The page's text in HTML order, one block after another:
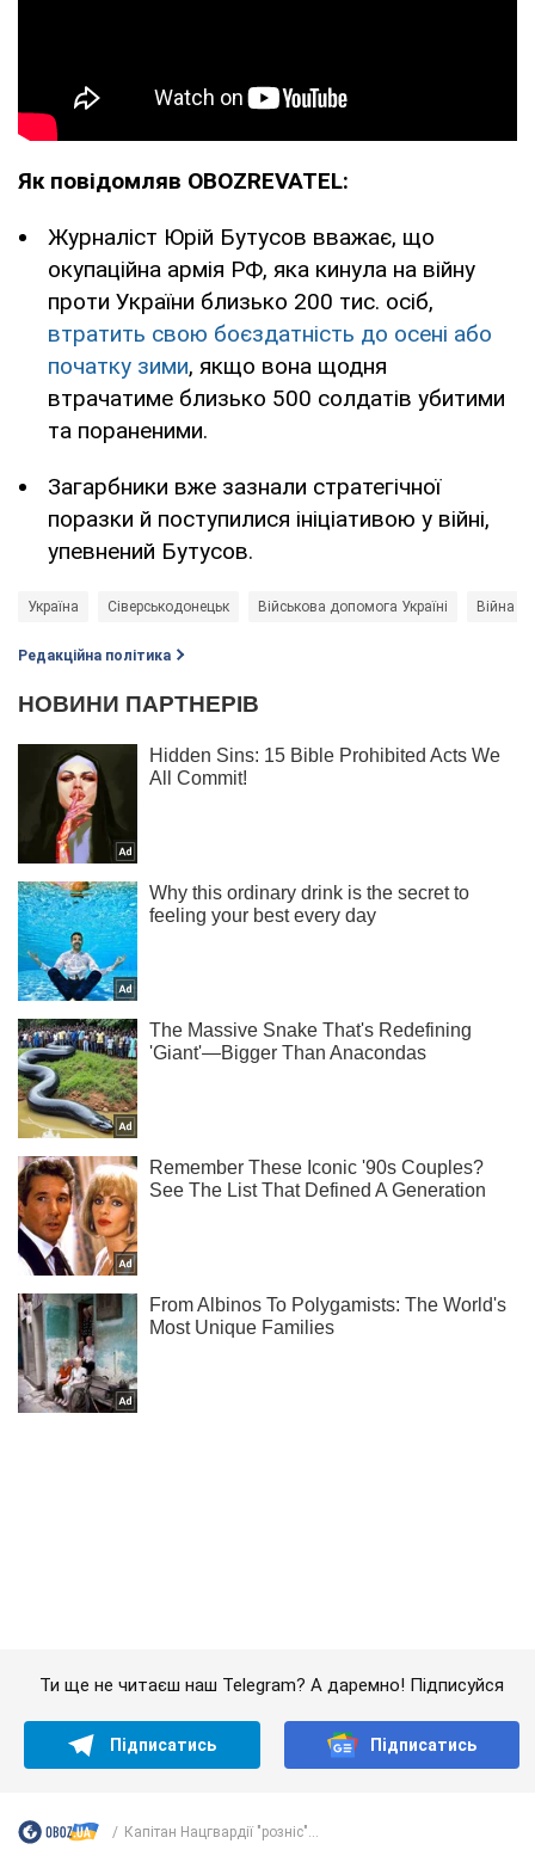
Як повідомляв OBOZREVATEL:
Журналіст Юрій Бутусов вважає, що
окупаційна армія РФ, яка кинула на війну
проти України близько 200 тис. осіб,
втратить свою боєздатність до осені або
початку зими, якщо вона щодня
втрачатиме близько 500 солдатів убитими
та пораненими.
Загарбники вже зазнали стратегічної
поразки й поступилися ініціативою у війні,
упевнений Бутусов.
Україна Сіверськодонецьк Військова допомога Україні Війна в
Редакційна політика